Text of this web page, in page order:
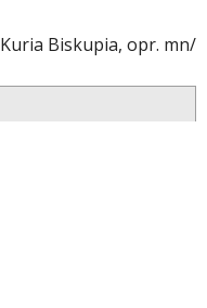
Biskupia, opr. mn/